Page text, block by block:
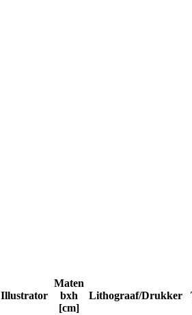
Illustrator
Maten
bxh
[cm]
Lithograaf/Drukker